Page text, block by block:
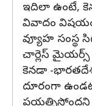
ఇదిలా ఉంటే,
వివాదం
వ్యూహ సంస్థ
చార్లెస్ మైయర్స్
కెనడా -
దూరంగా